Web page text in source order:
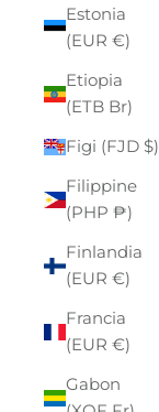
Estonia
(EUR €)
Etiopia
(ETB Br)
Figi (FJD $)
Filippine
(PHP ₱)
Finlandia
(EUR €)
Francia
(EUR €)
Gabon